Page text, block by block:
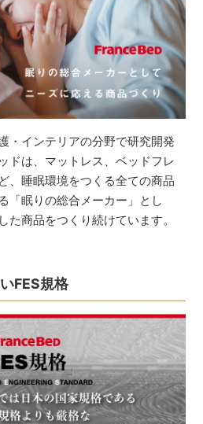
・インテリアの分野で研究開発
ドは、マットレス、ベッドフレ
、睡眠環境をつくる全ての商品
「眠りの総合メーカー」とし
た商品をつくり続けています。
FES規格